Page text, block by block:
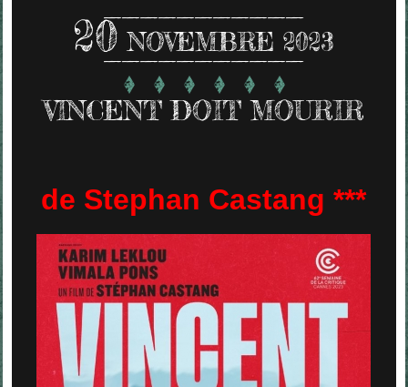
20 NOVEMBRE 2023
VINCENT DOIT MOURIR
de Stephan Castang ***